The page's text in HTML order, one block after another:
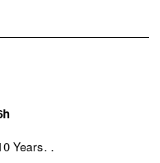
Years. .